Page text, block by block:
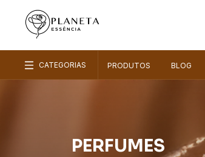
CATEGORIAS PRODUTOS BLOG
PERFUMES